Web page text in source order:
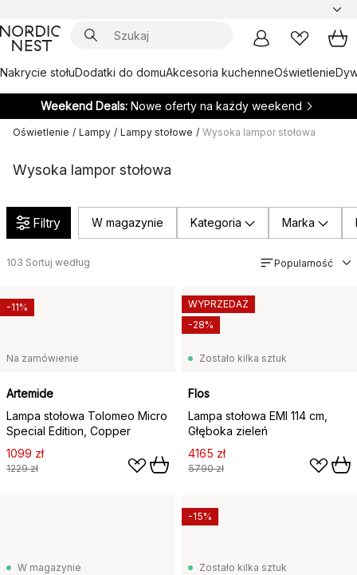
Nakrycie stołuDodatki do domuAkcesoria kuchenneOświetlenie
Weekend Deals: Nowe oferty na każdy weekend
Oświetlenie / Lampy / Lampy stołowe / Wysoka lampor stołowa
Wysoka lampor stołowa
Filtry W magazynie Kategoria Marka
103 Sortuj według Popularność
Na zamówienie
Artemide
Lampa stołowa Tolomeo Micro
Special Edition, Copper
1099 zł
1229 zł
-11%
Zostało kilka sztuk
Flos
Lampa stołowa EMI 114 cm,
Głęboka zieleń
4165 zł
5790 zł
WYPRZEDAŻ
-28%
W magazynie Zostało kilka sztuk
-15%